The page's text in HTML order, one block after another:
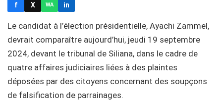
f X WA in
Le candidat à l’élection présidentielle, Ayachi Zammel,
devrait comparaître aujourd’hui, jeudi 19 septembre
2024, devant le tribunal de Siliana, dans le cadre de
quatre affaires judiciaires liées à des plaintes
déposées par des citoyens concernant des soupçons
de falsification de parrainages.